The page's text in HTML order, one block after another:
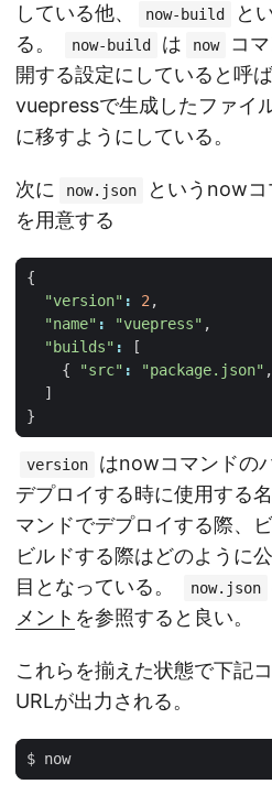
している他、
now-build
と
る。
now-build は now
コ
開する設定にしていると呼
vuepressで生成したファイ
に移すようにしている。
次に now.json
というnow
を用意する
{
"version" : 2 ,
"name" : "vuepress" ,
"builds" :
[
{
"src" : "package.json" ,
]
}
version はnowコマンドの
デプロイする時に使用する
マンドでデプロイする際、
ビルドする際はどのように
目となっている。
now.json
メント を参照すると良い。
これらを揃えた状態で下記
URLが出力される。